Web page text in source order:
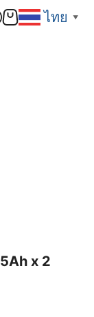
ไทย ▼
x 2